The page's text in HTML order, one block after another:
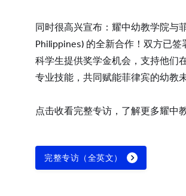
同时很高兴宣布：耀中幼教学院与
Philippines) 的全新合作！双方已
科学生提供奖学金机会，支持他们
专业技能，共同赋能菲律宾的幼教
点击收看完整专访，了解更多耀中
完整专访（全英文）